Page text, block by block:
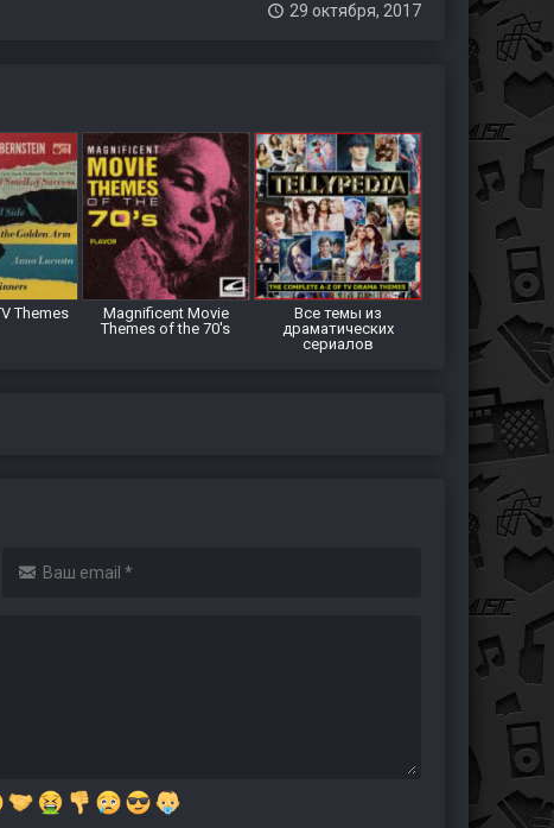
29 октября, 2017
Themes
Magnificent Movie
Themes of the 70's
Все темы из
драматических
сериалов